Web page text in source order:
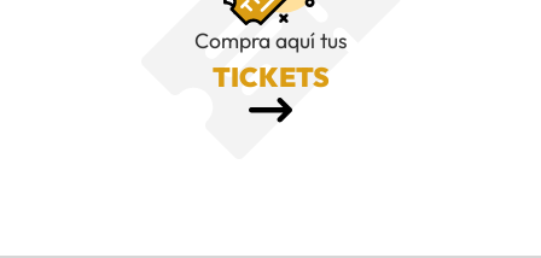
Compra aquí tus
TICKETS